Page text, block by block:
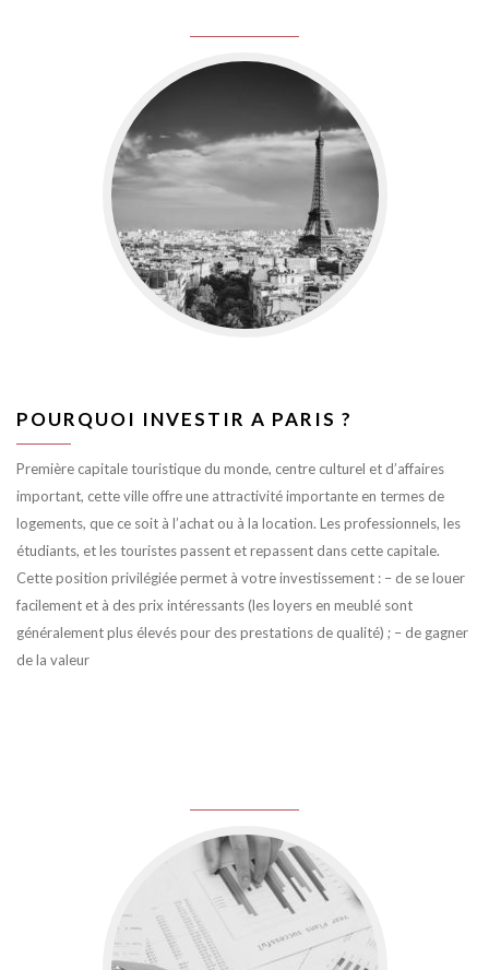
POURQUOI INVESTIR A PARIS ?
Première capitale touristique du monde, centre culturel et d’affaires
important, cette ville offre une attractivité importante en termes de
logements, que ce soit à l’achat ou à la location. Les professionnels, les
étudiants, et les touristes passent et repassent dans cette capitale.
Cette position privilégiée permet à votre investissement : – de se louer
facilement et à des prix intéressants (les loyers en meublé sont
généralement plus élevés pour des prestations de qualité) ; – de gagner
de la valeur